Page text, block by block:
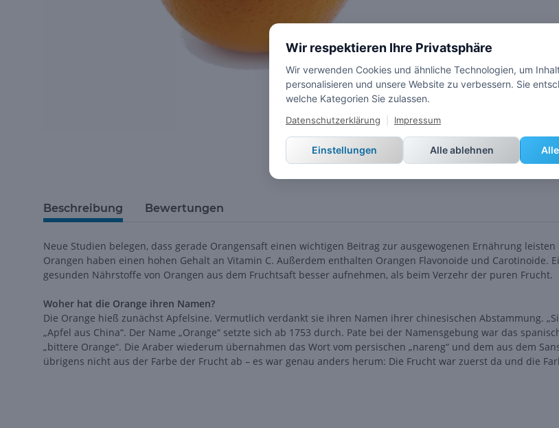
Beschreibung Bewertungen
Neue Studien belegen, dass gerade Orangensaft einen wichtigen Beitrag zur ausgewogenen Ernährung
Orangen haben einen hohen Gehalt an Vitamin C. Außerdem enthalten Orangen Flavonoide und Carotinoide.
gesunden Nährstoffe von Orangen aus dem Fruchtsaft besser aufnehmen, als beim Verzehr der puren Frucht.
Woher hat die Orange ihren Namen?
Die Orange hieß zunächst Apfelsine. Vermutlich verdankt sie ihren Namen ihrer chinesischen Abstammung.
„Apfel aus China“. Der Name „Orange“ setzte sich ab 1753 durch. Pate bei der Namensgebung war das
„bittere Orange“. Die Araber wiederum übernahmen das Wort vom persischen „nareng“ und dem aus dem
übrigens nicht aus der Farbe der Frucht ab – es war genau anders herum: Die Frucht war zuerst da und die
Wir respektieren Ihre Privatsphäre
Wir verwenden Cookies und ähnliche Technologien, um
personalisieren und unsere Website zu verbessern. Sie
welche Kategorien Sie zulassen.
Datenschutzerklärung Impressum
Einstellungen Alle ablehnen